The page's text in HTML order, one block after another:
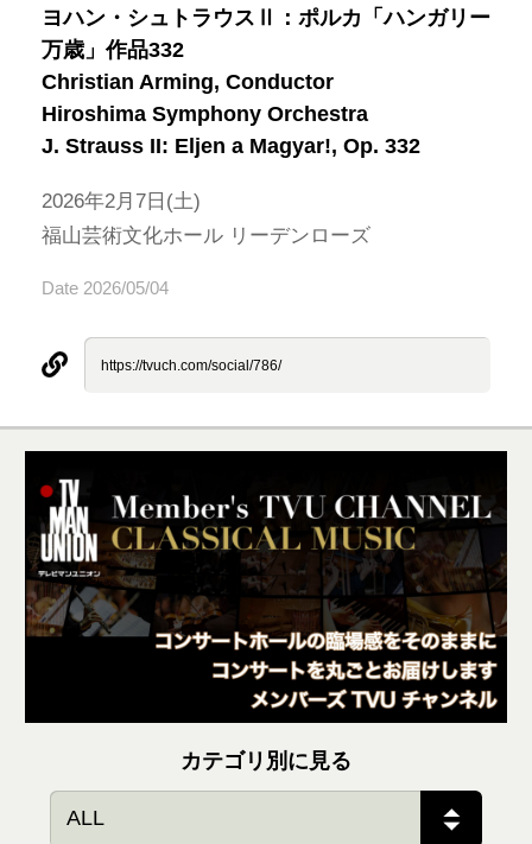
ヨハン・シュトラウスⅡ：ポルカ「ハンガリー
万歳」作品332
Christian Arming, Conductor
Hiroshima Symphony Orchestra
J. Strauss II: Eljen a Magyar!, Op. 332
2026年2月7日(土)
福山芸術文化ホール リーデンローズ
Date 2026/05/04
カテゴリ別に見る
ALL